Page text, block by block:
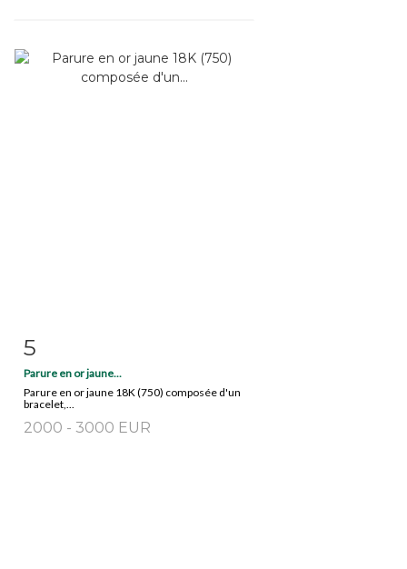
5
Parure en or jaune...
Parure en or jaune 18K (750) composée d'un
bracelet,...
2000 - 3000 EUR